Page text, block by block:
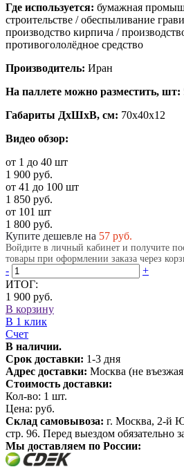
Где используется: бумажная
строительстве / обеспыливание
производство кирпича /
противогололёдное средство
Производитель: Иран
На паллете можно разместить, шт:
Габариты ДхШхВ, см: 70x40x12
Видео обзор:
от 1 до 40 шт
1 900 руб.
от 41 до 100 шт
1 850 руб.
от 101 шт
1 800 руб.
Купите дешевле на 57 руб.
Войдите в личный кабинет и получите
товары при оформлении заказа через
-
+
ИТОГ:
1 900 руб.
В корзину
В 1 клик
Счет
В наличии.
Срок доставки: 1-3 дня
Адрес доставки: Москва (не
Стоимость доставки:
Кол-во: 1 шт.
Цена: руб.
Склад самовывоза: г. Москва, 2-й
стр. 96. Перед выездом обязательно
Мы доставляем по России: